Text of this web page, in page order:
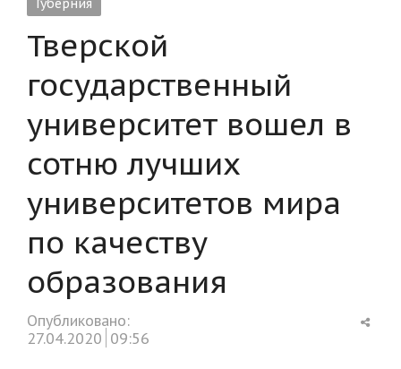
Губерния
Тверской
государственный
университет вошел в
сотню лучших
университетов мира
по качеству
образования
Опубликовано:
27.04.2020 09:56